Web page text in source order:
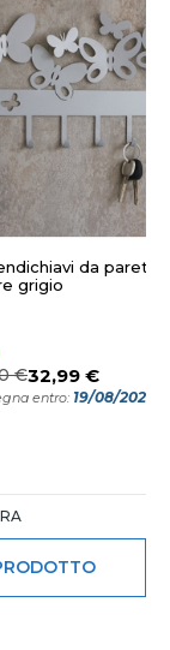
da parete
grigio
€32,99 €
entro: 19/08/2026